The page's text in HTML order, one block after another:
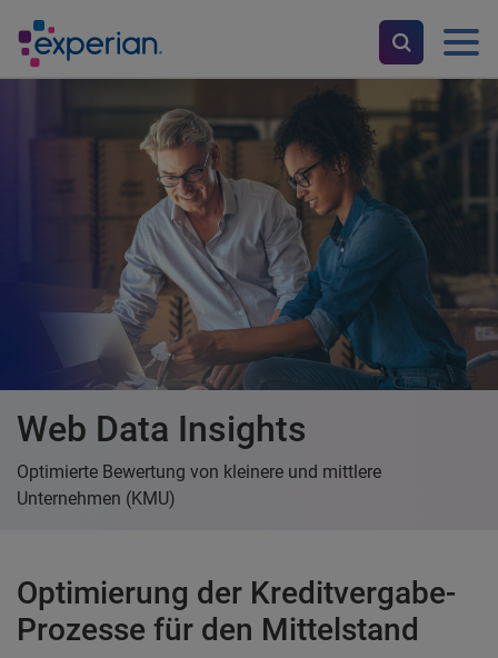
Web Data Insights
Optimierte Bewertung von kleinere und mittlere
Unternehmen (KMU)
Optimierung der Kreditvergabe-
Prozesse für den Mittelstand